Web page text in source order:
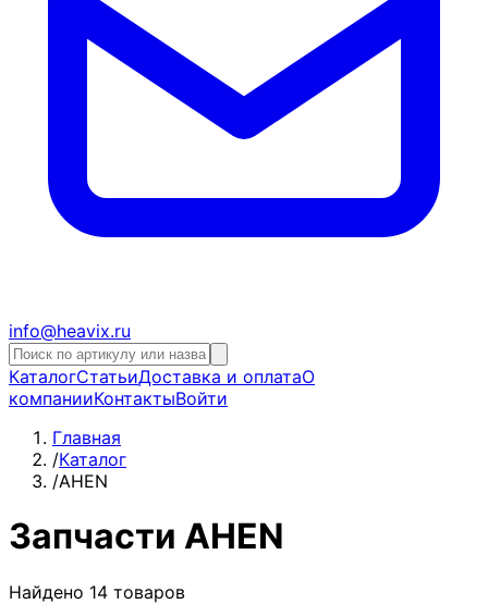
info@heavix.ru
КаталогСтатьиДоставка и оплатаО
компанииКонтактыВойти
Главная
/Каталог
/AHEN
Запчасти AHEN
Найдено 14 товаров